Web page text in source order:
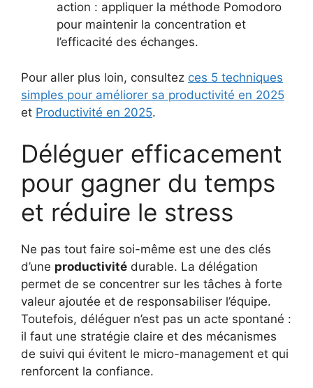
action : appliquer la méthode Pomodoro
pour maintenir la concentration et
l’efficacité des échanges.
Pour aller plus loin, consultez ces 5 techniques
simples pour améliorer sa productivité en 2025
et Productivité en 2025.
Déléguer efficacement
pour gagner du temps
et réduire le stress
Ne pas tout faire soi-même est une des clés
d’une productivité durable. La délégation
permet de se concentrer sur les tâches à forte
valeur ajoutée et de responsabiliser l’équipe.
Toutefois, déléguer n’est pas un acte spontané :
il faut une stratégie claire et des mécanismes
de suivi qui évitent le micro-management et qui
renforcent la confiance.